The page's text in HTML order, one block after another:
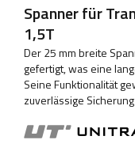
Spanner für
1,5T
Der 25 mm breite
gefertigt, was eine
Seine Funktionalität
zuverlässige